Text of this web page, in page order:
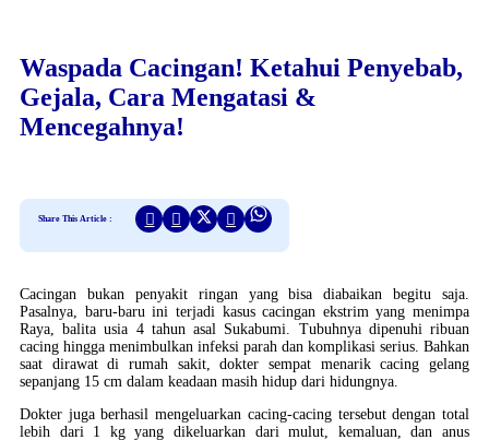
Waspada Cacingan! Ketahui Penyebab,
Gejala, Cara Mengatasi &
Mencegahnya!
Share This Article :
Cacingan bukan penyakit ringan yang bisa diabaikan begitu saja.
Pasalnya, baru-baru ini terjadi kasus cacingan ekstrim yang menimpa
Raya, balita usia 4 tahun asal Sukabumi. Tubuhnya dipenuhi ribuan
cacing hingga menimbulkan infeksi parah dan komplikasi serius. Bahkan
saat dirawat di rumah sakit, dokter sempat menarik cacing gelang
sepanjang 15 cm dalam keadaan masih hidup dari hidungnya.
Dokter juga berhasil mengeluarkan cacing-cacing tersebut dengan total
lebih dari 1 kg yang dikeluarkan dari mulut, kemaluan, dan anus